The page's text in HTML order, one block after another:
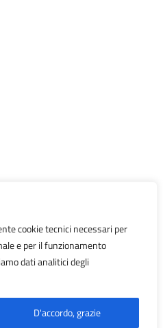
cookie tecnici necessari per
e per il funzionamento
dati analitici degli
D'accordo, grazie